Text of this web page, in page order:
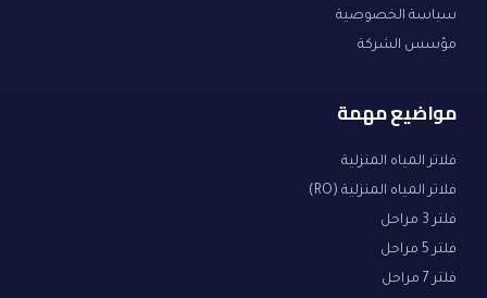
سياسة الخصوصية
مؤسس الشركة
مواضيع مهمة
فلاتر المياه المنزلية
فلاتر المياه المنزلية (RO)
فلتر 3 مراحل
فلتر 5 مراحل
فلتر 7 مراحل